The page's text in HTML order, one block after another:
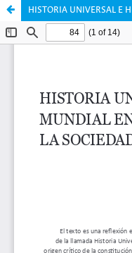
HISTORIA UNIVERSAL E